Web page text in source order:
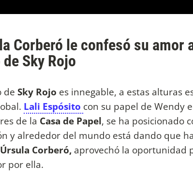
Corberó le confesó su amor
Sky Rojo
de Sky Rojo es innegable, a estas alturas
Lali Espósito con su papel de Wendy
de la Casa de Papel, se ha posicionado
y alrededor del mundo está dando que
Úrsula Corberó, aprovechó la oportunidad
por ella.